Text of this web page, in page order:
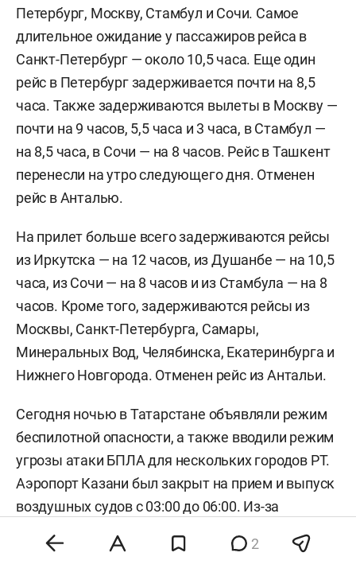
Петербург, Москву, Стамбул и Сочи. Самое
длительное ожидание у пассажиров рейса в
Санкт-Петербург — около 10,5 часа. Еще один
рейс в Петербург задерживается почти на 8,5
часа. Также задерживаются вылеты в Москву —
почти на 9 часов, 5,5 часа и 3 часа, в Стамбул —
на 8,5 часа, в Сочи — на 8 часов. Рейс в Ташкент
перенесли на утро следующего дня. Отменен
рейс в Анталью.
На прилет больше всего задерживаются рейсы
из Иркутска — на 12 часов, из Душанбе — на 10,5
часа, из Сочи — на 8 часов и из Стамбула — на 8
часов. Кроме того, задерживаются рейсы из
Москвы, Санкт-Петербурга, Самары,
Минеральных Вод, Челябинска, Екатеринбурга и
Нижнего Новгорода. Отменен рейс из Антальи.
Сегодня ночью в Татарстане объявляли режим
беспилотной опасности, а также вводили режим
угрозы атаки БПЛА для нескольких городов РТ.
Аэропорт Казани был закрыт на прием и выпуск
воздушных судов с 03:00 до 06:00. Из-за
задерживалось больше 50 рейсов на вылет и
2